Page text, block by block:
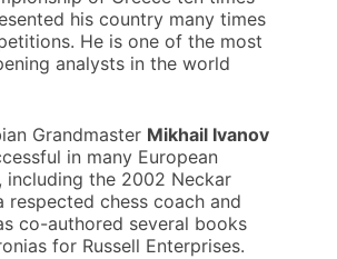
his country many times
He is one of the most
analysts in the world
Grandmaster Mikhail Ivanov
in many European
including the 2002 Neckar
respected chess coach and
co-authored several books
for Russell Enterprises.